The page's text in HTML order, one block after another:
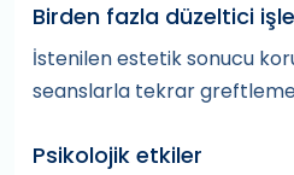
Birden fazla düzeltici
İstenilen estetik sonucu
seanslarla tekrar greftleme
Psikolojik etkiler